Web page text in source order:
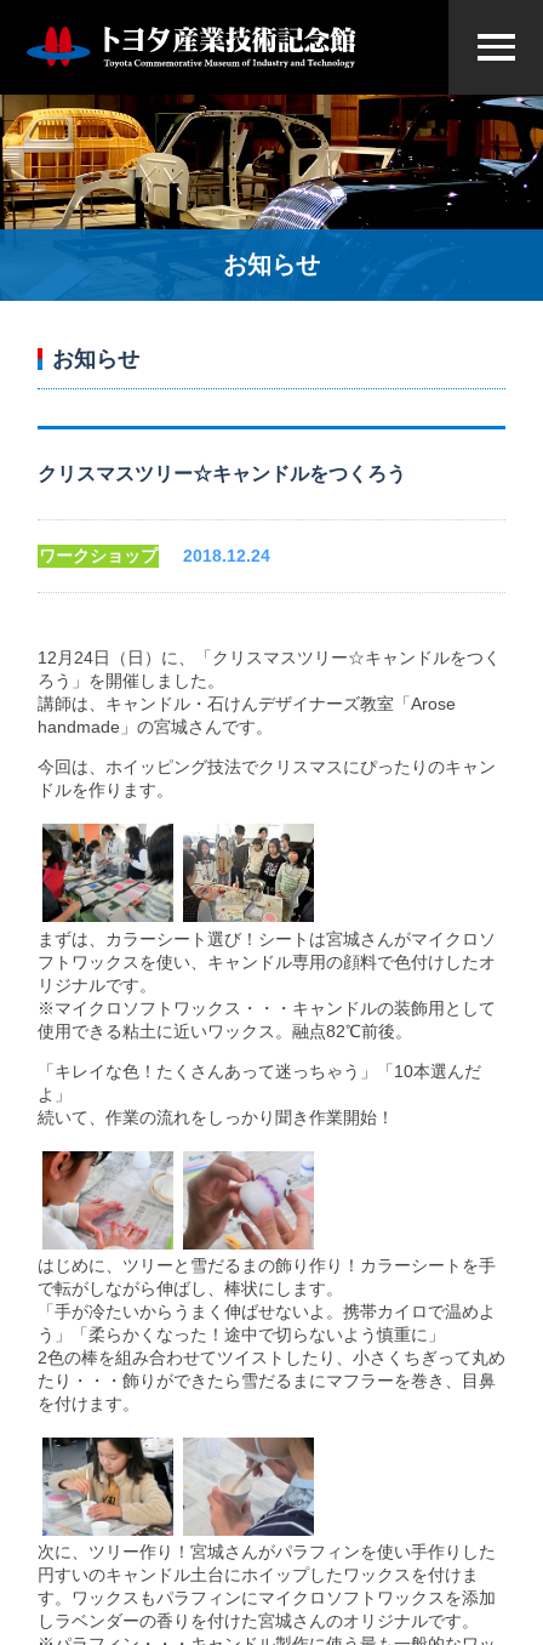
お知らせ
お知らせ
クリスマスツリー☆キャンドルをつくろう
ワークショップ 2018.12.24
12月24日（日）に、「クリスマスツリー☆キャンドルをつく
ろう」を開催しました。
講師は、キャンドル・石けんデザイナーズ教室「Arose
handmade」の宮城さんです。
今回は、ホイッピング技法でクリスマスにぴったりのキャン
ドルを作ります。
まずは、カラーシート選び！シートは宮城さんがマイクロソ
フトワックスを使い、キャンドル専用の顔料で色付けしたオ
リジナルです。
※マイクロソフトワックス・・・キャンドルの装飾用として
使用できる粘土に近いワックス。融点82℃前後。
「キレイな色！たくさんあって迷っちゃう」「10本選んだ
よ」
続いて、作業の流れをしっかり聞き作業開始！
はじめに、ツリーと雪だるまの飾り作り！カラーシートを手
で転がしながら伸ばし、棒状にします。
「手が冷たいからうまく伸ばせないよ。携帯カイロで温めよ
う」「柔らかくなった！途中で切らないよう慎重に」
2色の棒を組み合わせてツイストしたり、小さくちぎって丸め
たり・・・飾りができたら雪だるまにマフラーを巻き、目鼻
を付けます。
次に、ツリー作り！宮城さんがパラフィンを使い手作りした
円すいのキャンドル土台にホイップしたワックスを付けま
す。ワックスもパラフィンにマイクロソフトワックスを添加
しラベンダーの香りを付けた宮城さんのオリジナルです。